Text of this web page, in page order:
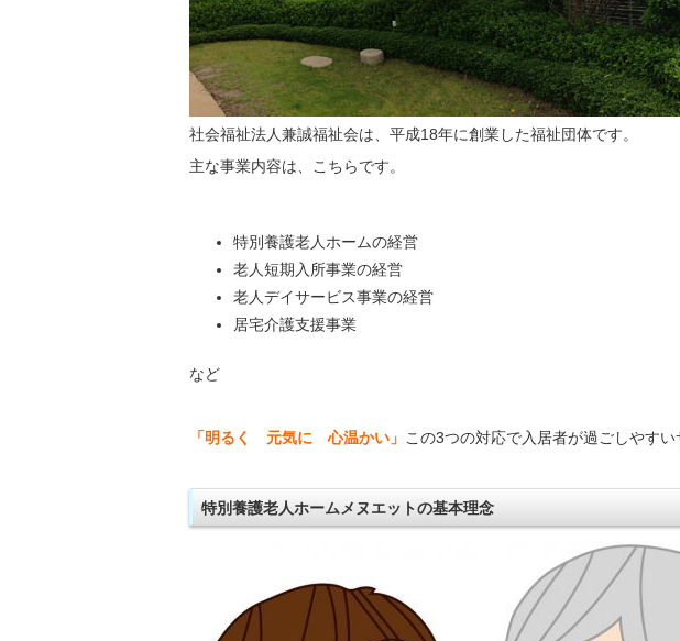
社会福祉法人兼誠福祉会は、平成18年に創業した福祉団体です。
主な事業内容は、こちらです。
特別養護老人ホームの経営
老人短期入所事業の経営
老人デイサービス事業の経営
居宅介護支援事業
など
「明るく 元気に 心温かい」 この3つの対応で入居者が過ごしやすい
特別養護老人ホームメヌエットの基本理念